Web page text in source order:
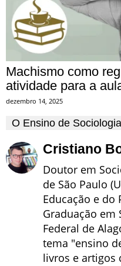
Machismo como
atividade para a
dezembro 14, 2025
O Ensino de Sociologia
Cristiano
Doutor em
de São Paulo
Educação e do
Graduação em
Federal de
tema "ensino
livros e artigos